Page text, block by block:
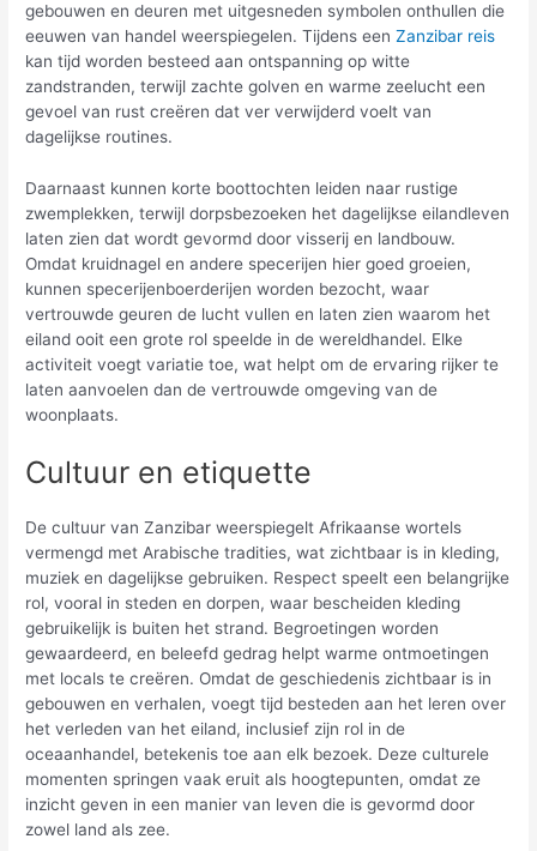
gebouwen en deuren met uitgesneden symbolen onthullen die
eeuwen van handel weerspiegelen. Tijdens eenZanzibar reis
kan tijd worden besteed aan ontspanning op witte
zandstranden, terwijl zachte golven en warme zeelucht een
gevoel van rust creëren dat ver verwijderd voelt van
dagelijkse routines.
Daarnaast kunnen korte boottochten leiden naar rustige
zwemplekken, terwijl dorpsbezoeken het dagelijkse eilandleven
laten zien dat wordt gevormd door visserij en landbouw.
Omdat kruidnagel en andere specerijen hier goed groeien,
kunnen specerijenboerderijen worden bezocht, waar
vertrouwde geuren de lucht vullen en laten zien waarom het
eiland ooit een grote rol speelde in de wereldhandel. Elke
activiteit voegt variatie toe, wat helpt om de ervaring rijker te
laten aanvoelen dan de vertrouwde omgeving van de
woonplaats.
Cultuur en etiquette
De cultuur van Zanzibar weerspiegelt Afrikaanse wortels
vermengd met Arabische tradities, wat zichtbaar is in kleding,
muziek en dagelijkse gebruiken. Respect speelt een belangrijke
rol, vooral in steden en dorpen, waar bescheiden kleding
gebruikelijk is buiten het strand. Begroetingen worden
gewaardeerd, en beleefd gedrag helpt warme ontmoetingen
met locals te creëren. Omdat de geschiedenis zichtbaar is in
gebouwen en verhalen, voegt tijd besteden aan het leren over
het verleden van het eiland, inclusief zijn rol in de
oceaanhandel, betekenis toe aan elk bezoek. Deze culturele
momenten springen vaak eruit als hoogtepunten, omdat ze
inzicht geven in een manier van leven die is gevormd door
zowel land als zee.